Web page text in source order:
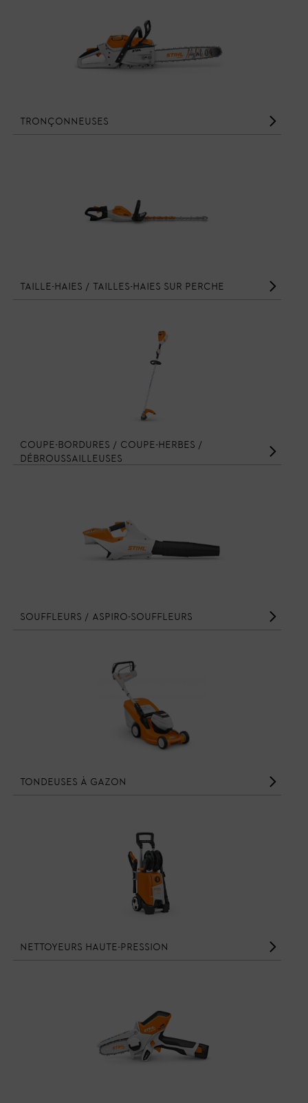
Tronçonneuses
Taille-haies / Tailles-haies sur perche
Coupe-bordures / Coupe-herbes /
Débroussailleuses
Souffleurs / Aspiro-souffleurs
Tondeuses à gazon
Nettoyeurs haute-pression